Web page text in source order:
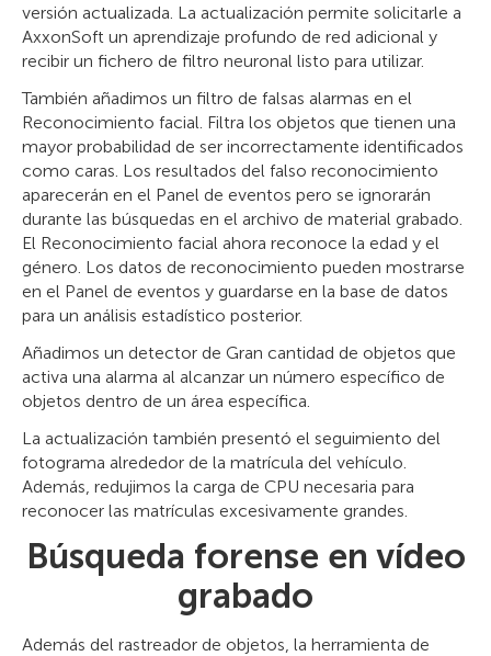
versión actualizada. La actualización permite solicitarle a
AxxonSoft un aprendizaje profundo de red adicional y
recibir un fichero de filtro neuronal listo para utilizar.
También añadimos un filtro de falsas alarmas en el
Reconocimiento facial. Filtra los objetos que tienen una
mayor probabilidad de ser incorrectamente identificados
como caras. Los resultados del falso reconocimiento
aparecerán en el Panel de eventos pero se ignorarán
durante las búsquedas en el archivo de material grabado.
El Reconocimiento facial ahora reconoce la edad y el
género. Los datos de reconocimiento pueden mostrarse
en el Panel de eventos y guardarse en la base de datos
para un análisis estadístico posterior.
Añadimos un detector de Gran cantidad de objetos que
activa una alarma al alcanzar un número específico de
objetos dentro de un área específica.
La actualización también presentó el seguimiento del
fotograma alrededor de la matrícula del vehículo.
Además, redujimos la carga de CPU necesaria para
reconocer las matrículas excesivamente grandes.
Búsqueda forense en vídeo
grabado
Además del rastreador de objetos, la herramienta de